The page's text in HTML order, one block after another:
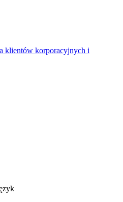
klientów korporacyjnych i